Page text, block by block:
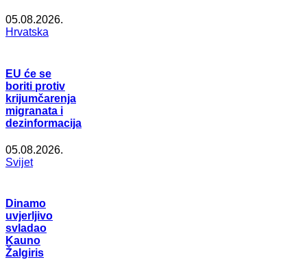
05.08.2026.
Hrvatska
EU će se
boriti protiv
krijumčarenja
migranata i
dezinformacija
05.08.2026.
Svijet
Dinamo
uvjerljivo
svladao
Kauno
Žalgiris